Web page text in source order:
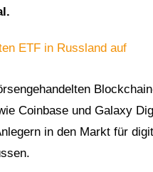
Coinbase und Galaxy
in den Markt für